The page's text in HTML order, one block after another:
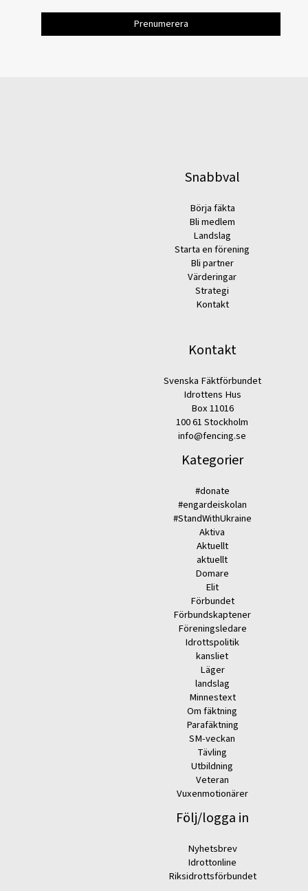
Snabbval
Börja fäkta
Bli medlem
Landslag
Starta en förening
Bli partner
Värderingar
Strategi
Kontakt
Kontakt
Svenska Fäktförbundet
Idrottens Hus
Box 11016
100 61 Stockholm
info@fencing.se
Kategorier
#donate
#engardeiskolan
#StandWithUkraine
Aktiva
Aktuellt
aktuellt
Domare
Elit
Förbundet
Förbundskaptener
Föreningsledare
Idrottspolitik
kansliet
Läger
landslag
Minnestext
Om fäktning
Parafäktning
SM-veckan
Tävling
Utbildning
Veteran
Vuxenmotionärer
Följ/logga in
Nyhetsbrev
Idrottonline
Riksidrottsförbundet